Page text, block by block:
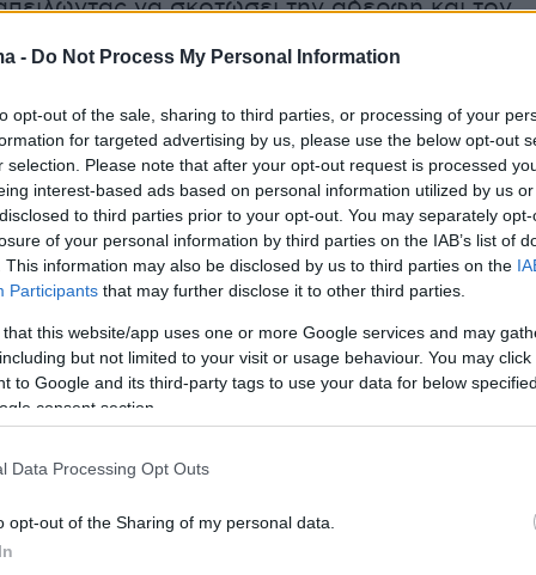
- Do Not Process My Personal Information
opt-out of the sale, sharing to third parties, or processing of your
for targeted advertising by us, please use the below opt-out
selection. Please note that after your opt-out request is processed
interest-based ads based on personal information utilized by us
to third parties prior to your opt-out. You may separately
of your personal information by third parties on the IAB’s list of
This information may also be disclosed by us to third parties on the
Participants that may further disclose it to other third parties.
that this website/app uses one or more Google services and may
but not limited to your visit or usage behaviour. You may
to Google and its third-party tags to use your data for below
consent section.
Data Processing Opt Outs
opt-out of the Sharing of my personal data.
να σκοτώσει την αδερφή και τον
κλήθηκε η Αστυνομία και ο άνδρας
το σχετικό κατηγορητήριο να έχει
σε βάρος του. Προανάκριση ενεργεί το Α.Τ.
ο συλληφθείς θα οδηγηθεί στον
ΠρωτοδικώνΑιτωλοακαρνανίας.
καταδίωξη στην Κρήτη: Ενεπλάκη σε
αυτοκίνητο, προσπάθησε να διαφύγει και